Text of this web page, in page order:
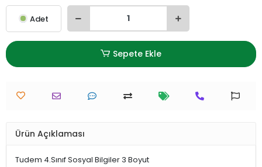
Adet
Sepete Ekle
Ürün Açıklaması
Tudem 4.Sınıf Sosyal Bilgiler 3 Boyut